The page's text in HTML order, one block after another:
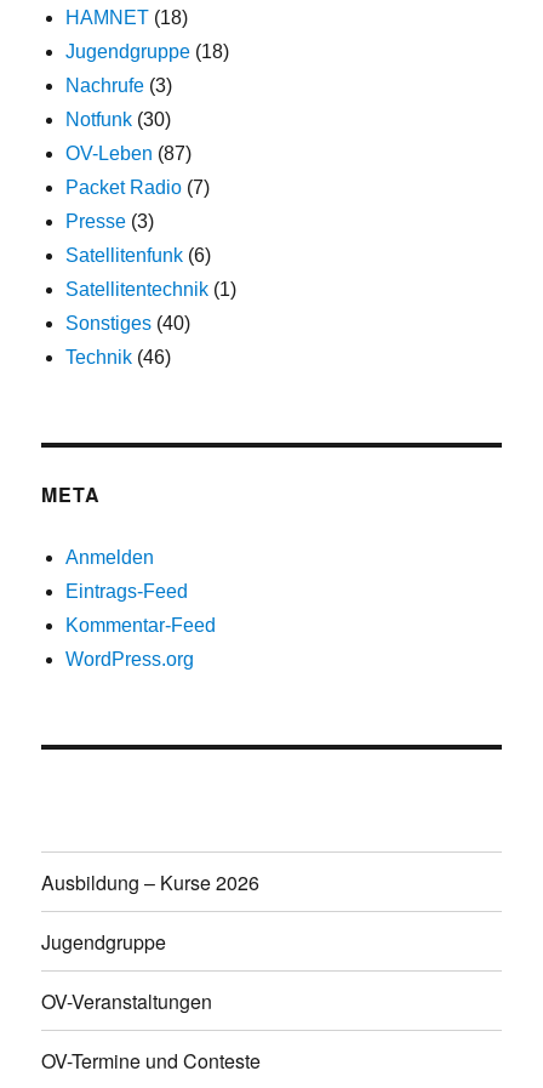
HAMNET (18)
Jugendgruppe (18)
Nachrufe (3)
Notfunk (30)
OV-Leben (87)
Packet Radio (7)
Presse (3)
Satellitenfunk (6)
Satellitentechnik (1)
Sonstiges (40)
Technik (46)
META
Anmelden
Eintrags-Feed
Kommentar-Feed
WordPress.org
Ausbildung – Kurse 2026
Jugendgruppe
OV-Veranstaltungen
OV-Termine und Conteste